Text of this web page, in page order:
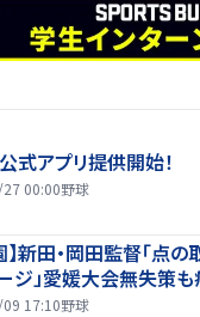
式アプリ提供開始！
00:00野球
】新田・岡田監督「点
ジ」愛媛大会無失策も
17:10野球